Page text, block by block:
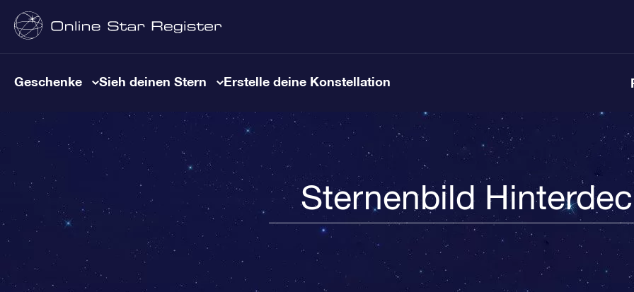
Geschenke Sieh deinen Stern Erstelle deine Konstellation
Sternenbild